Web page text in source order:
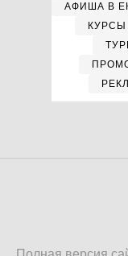
АФИША В
КУРСЫ